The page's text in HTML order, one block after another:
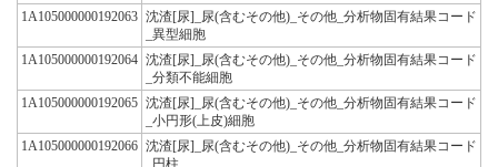
1A105000000192063 沈渣[尿]_尿(含むその他)_その他_分析物固有結果コード
_異型細胞
1A105000000192064 沈渣[尿]_尿(含むその他)_その他_分析物固有結果コード
_分類不能細胞
1A105000000192065 沈渣[尿]_尿(含むその他)_その他_分析物固有結果コード
_小円形(上皮)細胞
1A105000000192066 沈渣[尿]_尿(含むその他)_その他_分析物固有結果コード
_円柱